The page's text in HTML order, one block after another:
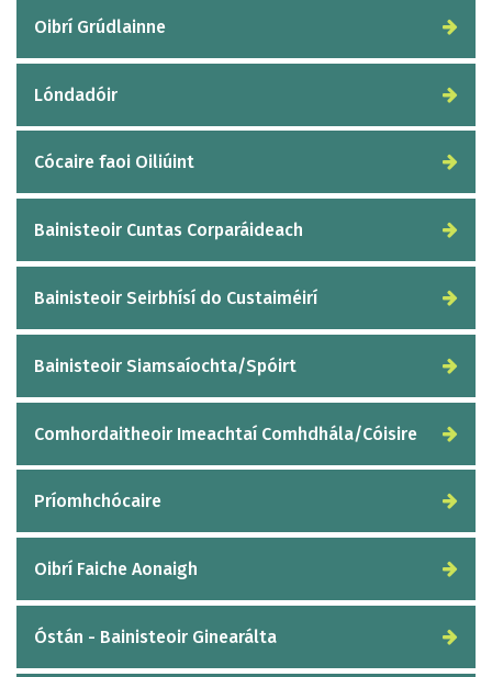
Oibrí Grúdlainne
Lóndadóir
Cócaire faoi Oiliúint
Bainisteoir Cuntas Corparáideach
Bainisteoir Seirbhísí do Custaiméirí
Bainisteoir Siamsaíochta/Spóirt
Comhordaitheoir Imeachtaí Comhdhála/Cóisire
Príomhchócaire
Oibrí Faiche Aonaigh
Óstán - Bainisteoir Ginearálta